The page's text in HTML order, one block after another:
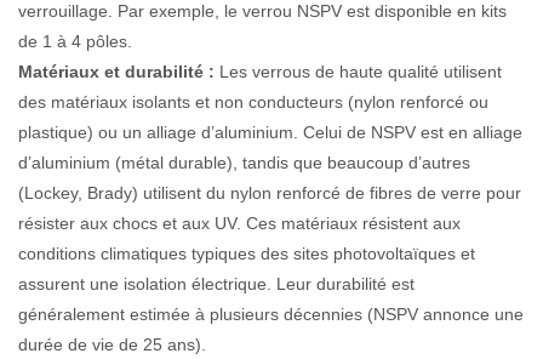
verrouillage. Par exemple, le verrou NSPV est disponible en kits
de 1 à 4 pôles.
Matériaux et durabilité : Les verrous de haute qualité utilisent
des matériaux isolants et non conducteurs (nylon renforcé ou
plastique) ou un alliage d’aluminium. Celui de NSPV est en alliage
d’aluminium (métal durable), tandis que beaucoup d’autres
(Lockey, Brady) utilisent du nylon renforcé de fibres de verre pour
résister aux chocs et aux UV. Ces matériaux résistent aux
conditions climatiques typiques des sites photovoltaïques et
assurent une isolation électrique. Leur durabilité est
généralement estimée à plusieurs décennies (NSPV annonce une
durée de vie de 25 ans).